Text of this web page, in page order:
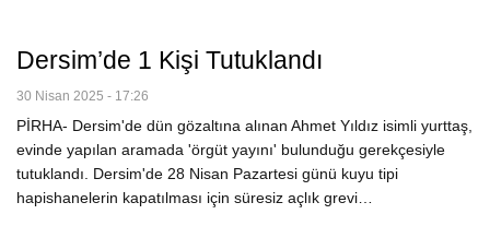
Dersim’de 1 Kişi Tutuklandı
30 Nisan 2025 - 17:26
PİRHA- Dersim'de dün gözaltına alınan Ahmet Yıldız isimli yurttaş,
evinde yapılan aramada 'örgüt yayını' bulunduğu gerekçesiyle
tutuklandı. Dersim'de 28 Nisan Pazartesi günü kuyu tipi
hapishanelerin kapatılması için süresiz açlık grevi…